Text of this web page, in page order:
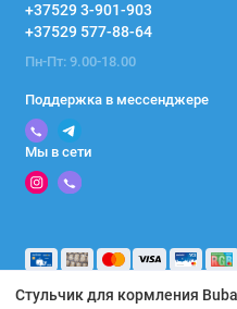
+37529 3-901-903
+37529 577-88-64
Пн-Пт: 9.00-18.00
Поддержка в мессенджере
Мы в сети